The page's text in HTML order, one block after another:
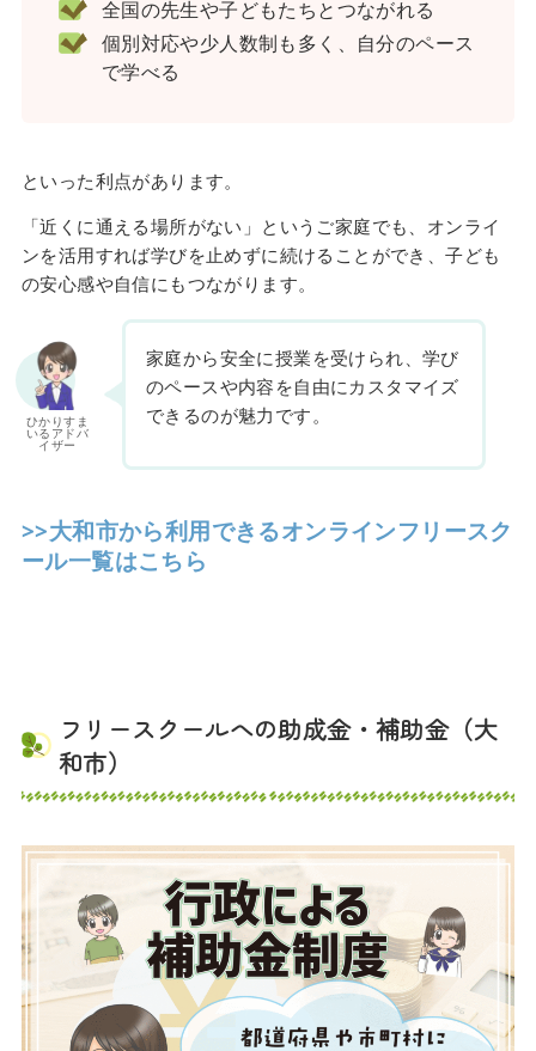
全国の先生や子どもたちとつながれる
個別対応や少人数制も多く、自分のペース
で学べる
といった利点があります。
「近くに通える場所がない」というご家庭でも、オンライ
ンを活用すれば学びを止めずに続けることができ、子ども
の安心感や自信にもつながります。
ひかりすま
いるアドバ
イザー
家庭から安全に授業を受けられ、学び
のペースや内容を自由にカスタマイズ
できるのが魅力です。
>>大和市から利用できるオンラインフリースク
ール一覧はこちら
フリースクールへの助成金・補助金（大
和市）